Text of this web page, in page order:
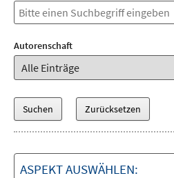
Autorenschaft
ASPEKT AUSWÄHLEN: